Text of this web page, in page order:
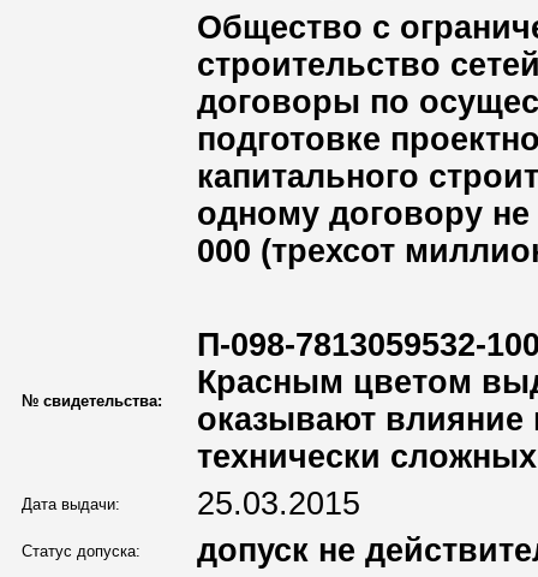
Общество с
строительство
договоры по
подготовке
капитального
одному договору
000 (трехсот
№ свидетельства:
П-098-7813059532-
Красным цветом
оказывают влияние
технически
Дата выдачи: 25.03.2015
Статус допуска: допуск не